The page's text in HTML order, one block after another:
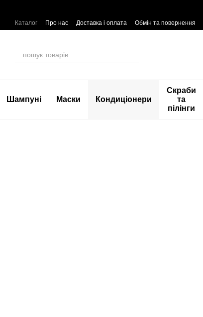
Каталог Про нас Доставка і оплата Обмін та повернення
Шампуні Маски Кондиціонери
Скраби
та
пілінги